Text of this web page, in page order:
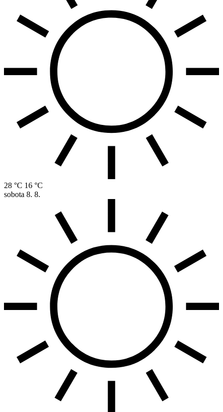
28 °C 16 °C
sobota 8. 8.